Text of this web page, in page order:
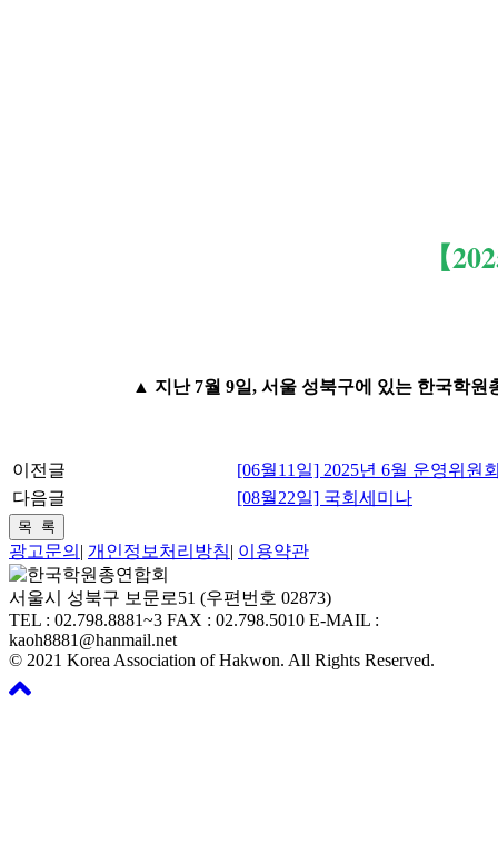
【
▲ 지난 7월 9일, 서울 성북구에 있는 한국학
이전글
[06월11일] 2025년 6월 운영위원
다음글
[08월22일] 국회세미나
광고문의 | 개인정보처리방침| 이용약관
서울시 성북구 보문로51 (우편번호 02873)
TEL : 02.798.8881~3 FAX : 02.798.5010 E-MAIL :
kaoh8881@hanmail.net
© 2021 Korea Association of Hakwon. All Rights Reserved.